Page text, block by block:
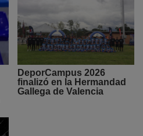
DeporCampus 2026
finalizó en la Hermandad
Gallega de Valencia